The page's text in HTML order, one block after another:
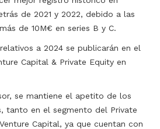
de 2021 y 2022, debido a las
de 10M€ en series B y C.
a 2024 se publicarán en el
Capital & Private Equity en
se mantiene el apetito de los
tanto en el segmento del Private
Capital, ya que cuentan con